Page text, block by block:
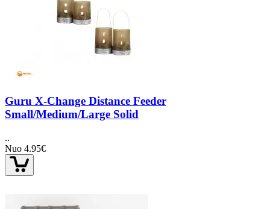
Guru X-Change Distance Feeder
Small/Medium/Large Solid
..
Nuo 4.95€